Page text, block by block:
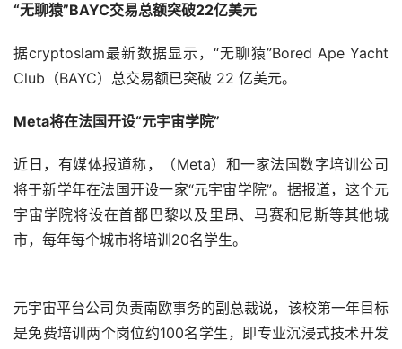
（图片来源：快手）
6月15日，快手磁力引擎联合数字藏品平台薄盒mints共同
由磁力引擎旗下官方文创IP“磁力制造”原创设计，共包含6
款数字藏品，形象来自于6位快手特色达人，每位达人的数